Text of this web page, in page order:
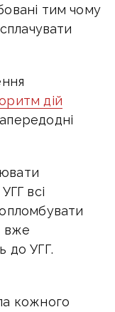
тим чому
дій
всі
вже
до УГГ.
кожного